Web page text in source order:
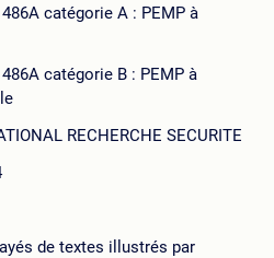
catégorie A : PEMP à
catégorie B : PEMP à
RECHERCHE SECURITE
de textes illustrés par